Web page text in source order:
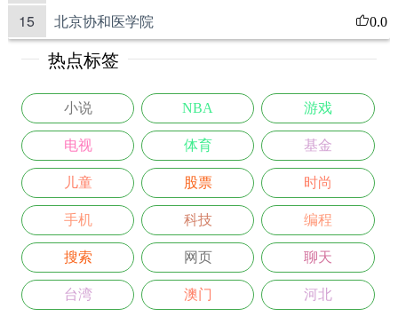
15 北京协和医学院 0.0
热点标签
小说 NBA 游戏
电视 体育 基金
儿童 股票 时尚
手机 科技 编程
搜索 网页 聊天
台湾 澳门 河北